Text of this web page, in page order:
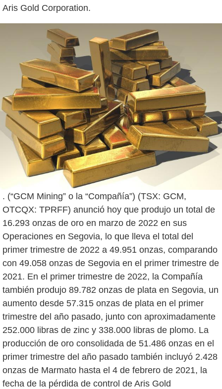
. (“GCM Mining” o la “Compañía”) (TSX: GCM,
OTCQX: TPRFF) anunció hoy que produjo un total de
16.293 onzas de oro en marzo de 2022 en sus
Operaciones en Segovia, lo que lleva el total del
primer trimestre de 2022 a 49.951 onzas, comparando
con 49.058 onzas de Segovia en el primer trimestre de
2021. En el primer trimestre de 2022, la Compañía
también produjo 89.782 onzas de plata en Segovia, un
aumento desde 57.315 onzas de plata en el primer
trimestre del año pasado, junto con aproximadamente
252.000 libras de zinc y 338.000 libras de plomo. La
producción de oro consolidada de 51.486 onzas en el
primer trimestre del año pasado también incluyó 2.428
onzas de Marmato hasta el 4 de febrero de 2021, la
fecha de la pérdida de control de Aris Gold